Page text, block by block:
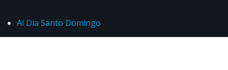
Al Dia Santo Domingo